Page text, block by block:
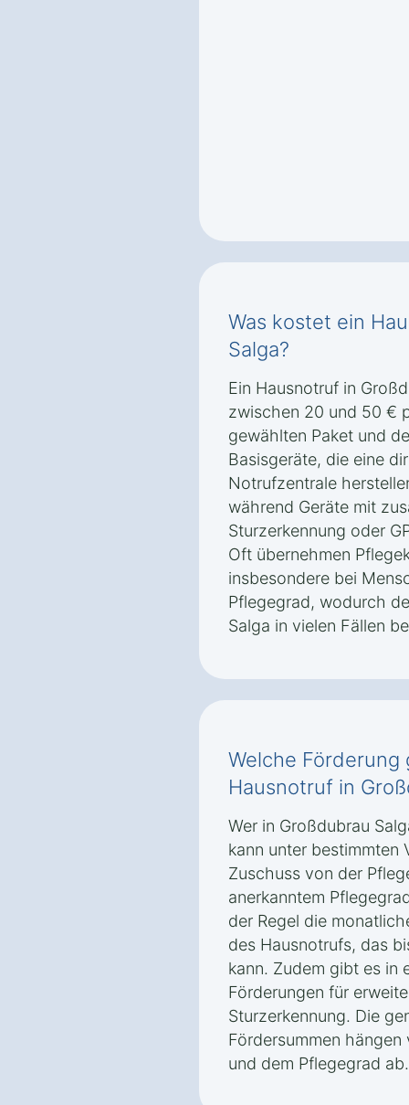
Was kostet ein
Salga?
Ein Hausnotruf in
zwischen 20 und 50 €
gewählten Paket und
Basisgeräte, die eine
Notrufzentrale
während Geräte mit
Sturzerkennung oder
Oft übernehmen
insbesondere bei
Pflegegrad, wodurch
Salga in vielen Fällen
Welche
Hausnotruf in
Wer in Großdubrau
kann unter bestimmten
Zuschuss von der
anerkanntem
der Regel die
des Hausnotrufs, das
kann. Zudem gibt es in
Förderungen für
Sturzerkennung. Die
Fördersummen
und dem Pflegegrad ab.